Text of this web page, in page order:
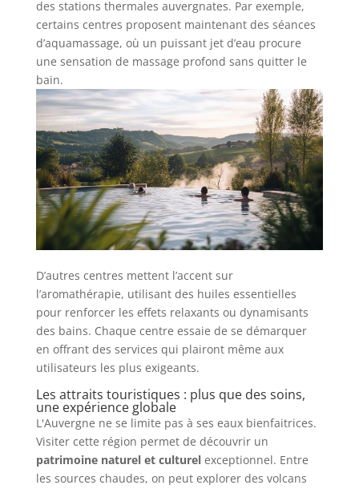
des stations thermales auvergnates. Par exemple,
certains centres proposent maintenant des séances
d’aquamassage, où un puissant jet d’eau procure
une sensation de massage profond sans quitter le
bain.
D’autres centres mettent l’accent sur
l’aromathérapie, utilisant des huiles essentielles
pour renforcer les effets relaxants ou dynamisants
des bains. Chaque centre essaie de se démarquer
en offrant des services qui plairont même aux
utilisateurs les plus exigeants.
Les attraits touristiques : plus que des soins,
une expérience globale
L'Auvergne ne se limite pas à ses eaux bienfaitrices.
Visiter cette région permet de découvrir un
patrimoine naturel et culturelexceptionnel. Entre
les sources chaudes, on peut explorer des volcans